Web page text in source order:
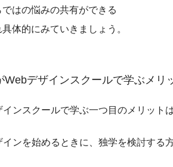
ではの悩みの共有ができる
体的にみていきましょう。
Webデザインスクールで学ぶメリ
ンスクールで学ぶ一つ目のメリット
ンを始めるときに、独学を検討する